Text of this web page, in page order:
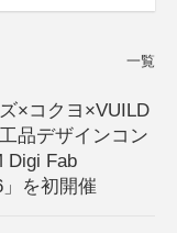
一覧
×コクヨ×VUILD
品デザインコン
Digi Fab
を初開催